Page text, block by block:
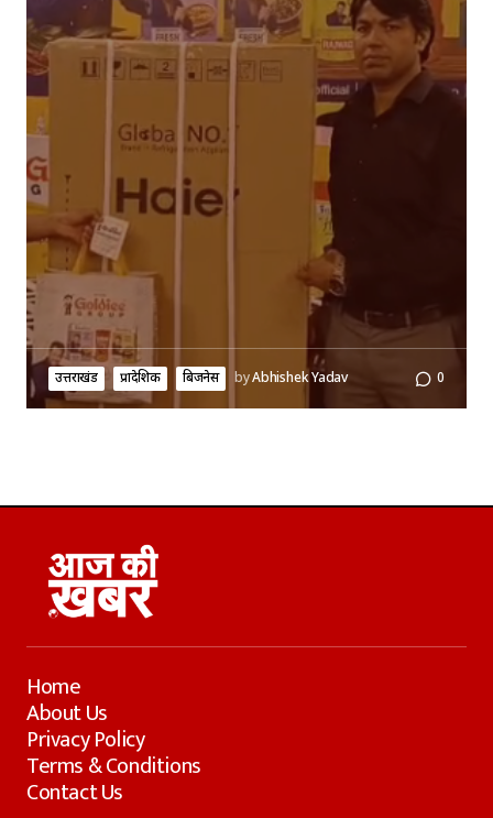
उत्तराखंड प्रादेशिक बिजनेस byAbhishek Yadav 0
Home
About Us
Privacy Policy
Terms & Conditions
Contact Us